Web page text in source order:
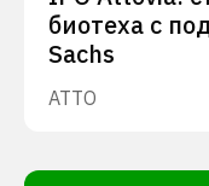
биотеха с
Sachs
ATTO